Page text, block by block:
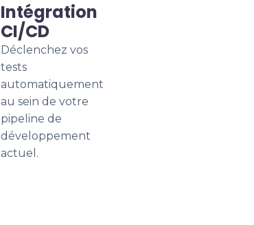
Intégration
CI/CD
Déclenchez vos
tests
automatiquement
au sein de votre
pipeline de
développement
actuel.